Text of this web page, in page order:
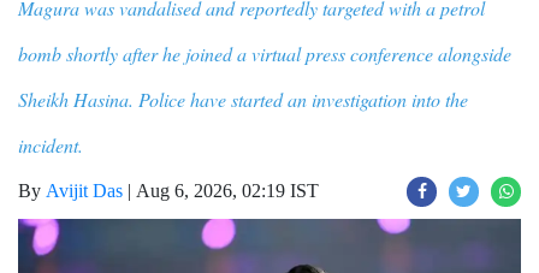
Magura was vandalised and reportedly targeted with a petrol
bomb shortly after he joined a virtual press conference alongside
Sheikh Hasina. Police have started an investigation into the
incident.
By Avijit Das | Aug 6, 2026, 02:19 IST